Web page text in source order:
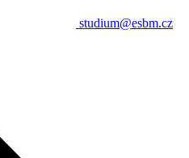
studium@esbm.cz